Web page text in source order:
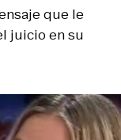
que le
juicio en su